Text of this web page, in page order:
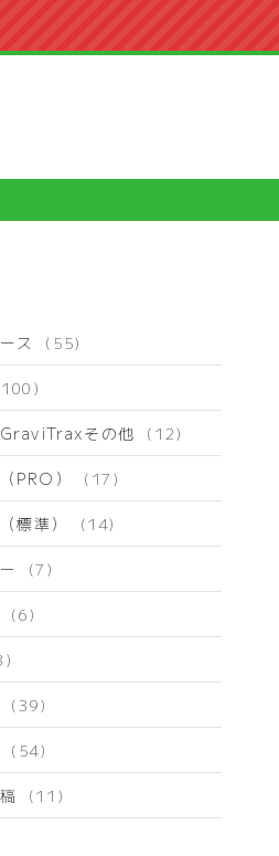
ス (55)
その他 (12)
PRO） (17)
標準） (14)
(7)
(6)
(39)
(54)
(11)